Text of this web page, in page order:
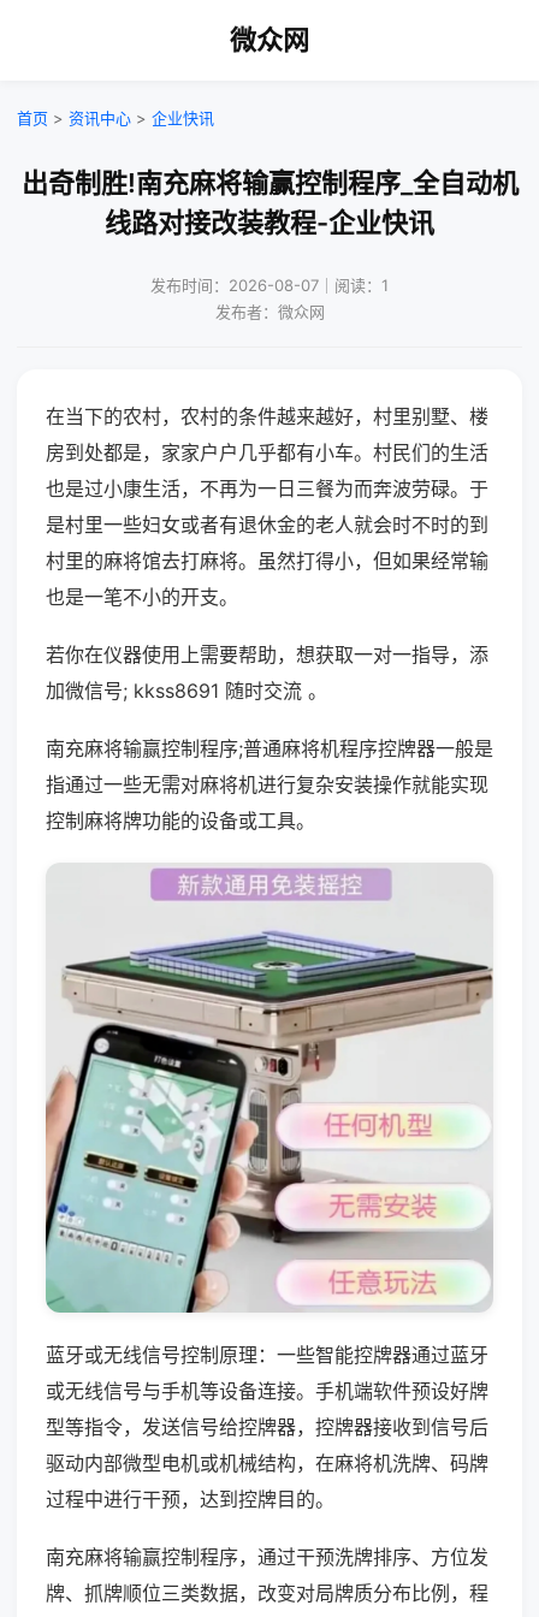
微众网
首页 > 资讯中心 > 企业快讯
出奇制胜!南充麻将输赢控制程序_全自动机
线路对接改装教程-企业快讯
发布时间：2026-08-07｜阅读：1
发布者：微众网
在当下的农村，农村的条件越来越好，村里别墅、楼
房到处都是，家家户户几乎都有小车。村民们的生活
也是过小康生活，不再为一日三餐为而奔波劳碌。于
是村里一些妇女或者有退休金的老人就会时不时的到
村里的麻将馆去打麻将。虽然打得小，但如果经常输
也是一笔不小的开支。
若你在仪器使用上需要帮助，想获取一对一指导，添
加微信号; kkss8691 随时交流 。
南充麻将输赢控制程序;普通麻将机程序控牌器一般是
指通过一些无需对麻将机进行复杂安装操作就能实现
控制麻将牌功能的设备或工具。
蓝牙或无线信号控制原理：一些智能控牌器通过蓝牙
或无线信号与手机等设备连接。手机端软件预设好牌
型等指令，发送信号给控牌器，控牌器接收到信号后
驱动内部微型电机或机械结构，在麻将机洗牌、码牌
过程中进行干预，达到控牌目的。
南充麻将输赢控制程序，通过干预洗牌排序、方位发
牌、抓牌顺位三类数据，改变对局牌质分布比例，程